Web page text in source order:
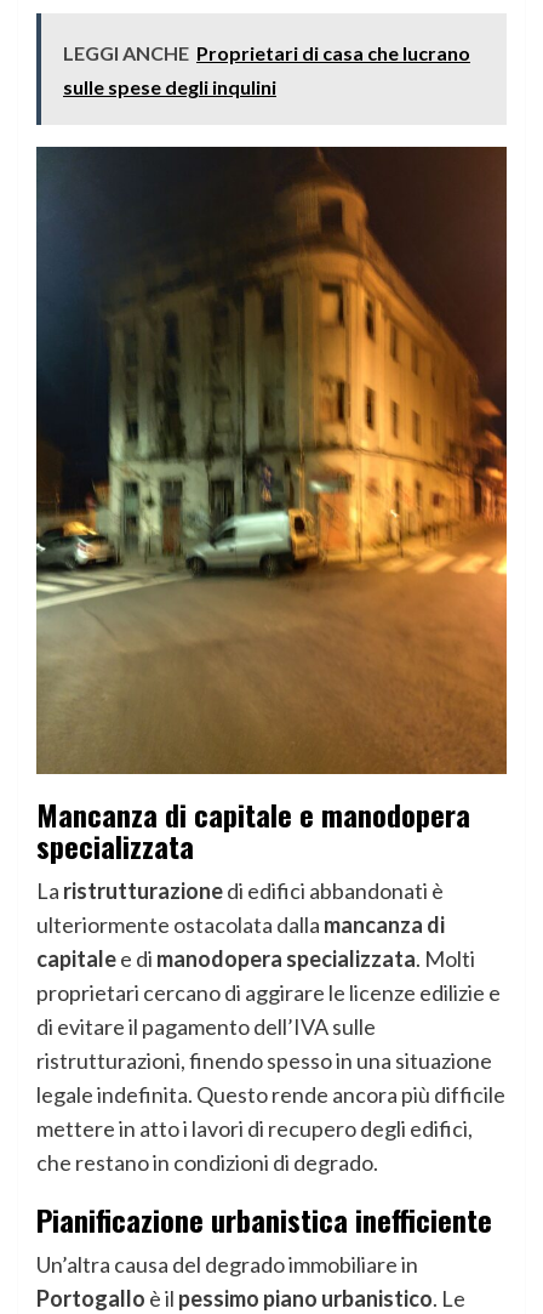
LEGGI ANCHE Proprietari di casa che lucrano
sulle spese degli inqulini
Mancanza di capitale e manodopera
specializzata
La ristrutturazionedi edifici abbandonati è
ulteriormente ostacolata dalla mancanza di
capitalee di manodopera specializzata. Molti
proprietari cercano di aggirare le licenze edilizie e
di evitare il pagamento dell’IVA sulle
ristrutturazioni, finendo spesso in una situazione
legale indefinita. Questo rende ancora più difficile
mettere in atto i lavori di recupero degli edifici,
che restano in condizioni di degrado.
Pianificazione urbanistica inefficiente
Un’altra causa del degrado immobiliare in
Portogallo è il pessimo piano urbanistico. Le